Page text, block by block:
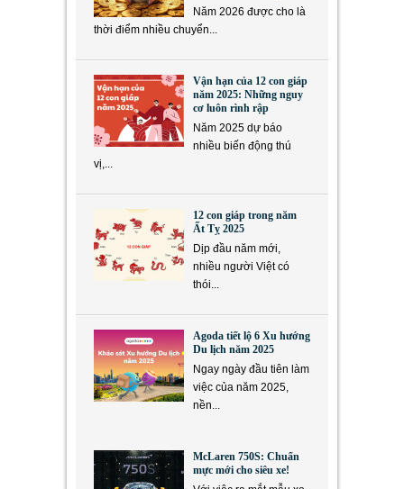
Năm 2026 được cho là
thời điểm nhiều chuyển...
Vận hạn của 12 con giáp
năm 2025: Những nguy
cơ luôn rình rập
Năm 2025 dự báo
nhiều biến động thú
vị,...
12 con giáp trong năm
Ất Tỵ 2025
Dịp đầu năm mới,
nhiều người Việt có
thói...
Agoda tiết lộ 6 Xu hướng
Du lịch năm 2025
Ngay ngày đầu tiên làm
việc của năm 2025,
nền...
McLaren 750S: Chuẩn
mực mới cho siêu xe!